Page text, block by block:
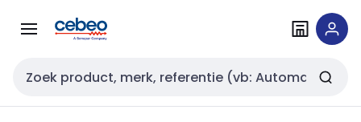
naar
naar
Zoekveld invoer